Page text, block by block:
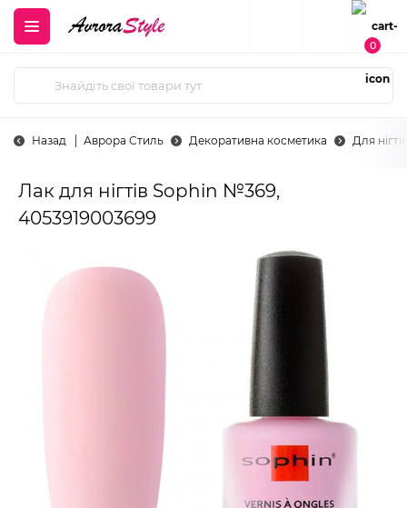
0
Назад Аврора Стиль Декоративна косметика Для нігтів
Лак для нігтів Sophin №369,
4053919003699